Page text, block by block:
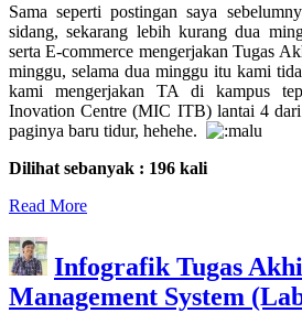
Sama seperti postingan saya
sidang, sekarang lebih kurang dua
serta E-commerce mengerjakan Tugas
minggu, selama dua minggu itu kami
kami mengerjakan TA di kampus
Inovation Centre (MIC ITB) lantai 4 dari
paginya baru tidur, hehehe.
Dilihat sebanyak : 196 kali
Read More
Infografik Tugas
Management System